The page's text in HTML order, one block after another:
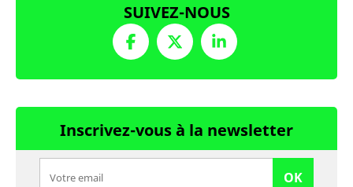
SUIVEZ-NOUS
Inscrivez-vous à la newsletter
OK